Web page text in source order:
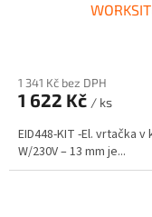
1 341 Kč bez DPH
1 622 Kč / ks
EID448-KIT -El. vrtačka
W/230V – 13 mm je...